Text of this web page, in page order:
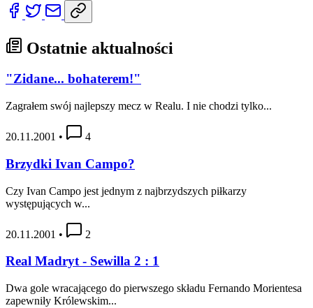
Ostatnie aktualności
"Zidane... bohaterem!"
Zagrałem swój najlepszy mecz w Realu. I nie chodzi tylko...
20.11.2001 • 4
Brzydki Ivan Campo?
Czy Ivan Campo jest jednym z najbrzydszych piłkarzy
występujących w...
20.11.2001 • 2
Real Madryt - Sewilla 2 : 1
Dwa gole wracającego do pierwszego składu Fernando Morientesa
zapewniły Królewskim...